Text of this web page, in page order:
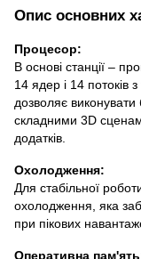
Опис основних
Процесор:
В основі станції –
14 ядер і 14 потоків
дозволяє виконувати
складними 3D
додатків.
Охолодження:
Для стабільної
охолодження, яка
при пікових
Оперативна